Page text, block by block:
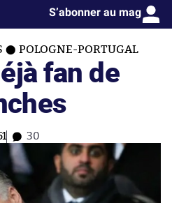
S’abonner au mag
POLOGNE-PORTUGAL
fan de
30